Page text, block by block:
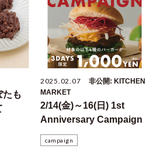
たも
2025.02.07
非公開: KITCHEN
MARKET
2/14(金)～16(日) 1st
Anniversary Campaign
campaign